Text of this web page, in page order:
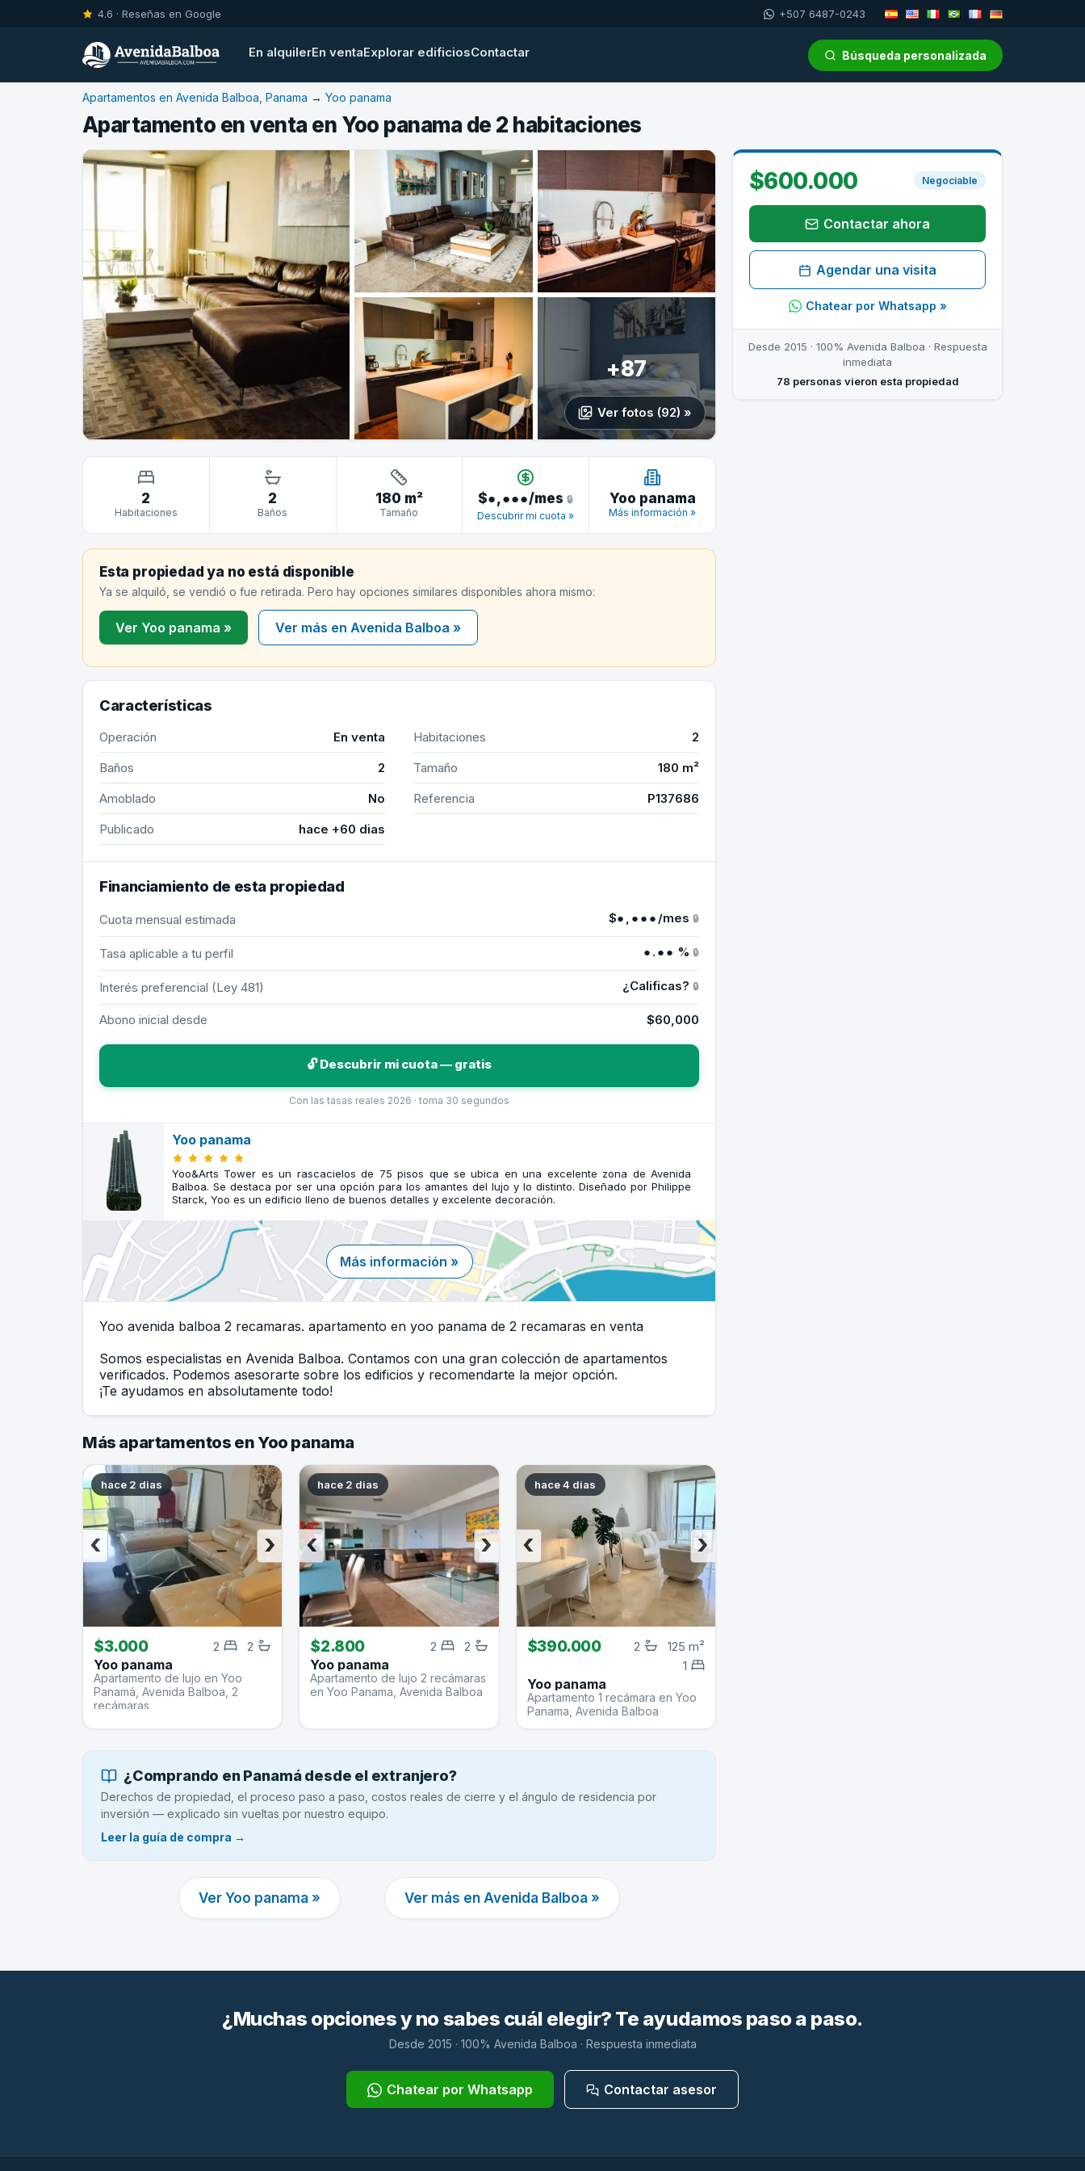
4.6 · Reseñas en Google +507 6487-0243
En alquilerEn ventaExplorar edificiosContactar Búsqueda personalizada
Apartamentos en Avenida Balboa, Panama → Yoo panama
Apartamento en venta en Yoo panama de 2 habitaciones
$600.000 Negociable
Contactar ahora
Agendar una visita
Chatear por Whatsapp »
Desde 2015 · 100% Avenida Balboa · Respuesta
inmediata
78 personas vieron esta propiedad
+87
Ver fotos (92) »
2
Habitaciones
2
Baños
180 m²
Tamaño
$●,●●●/mes🔒
Descubrir mi cuota »
Yoo panama
Más información »
Esta propiedad ya no está disponible
Ya se alquiló, se vendió o fue retirada. Pero hay opciones similares disponibles ahora mismo:
Ver Yoo panama » Ver más en Avenida Balboa »
Características
Operación En venta Habitaciones
2
Baños
2 Tamaño
180 m²
Amoblado
No Referencia
P137686
Publicado
hace +60 dias
Financiamiento de esta propiedad
Cuota mensual estimada $●,●●● /mes 🔒
Tasa aplicable a tu perfil ●.●● % 🔒
Interés preferencial (Ley 481) ¿Calificas? 🔒
Abono inicial desde $60,000
🔓 Descubrir mi cuota — gratis
Con las tasas reales 2026 · toma 30 segundos
Yoo panama
Yoo&Arts Tower es un rascacielos de 75 pisos que se ubica en una excelente zona de Avenida
Balboa. Se destaca por ser una opción para los amantes del lujo y lo distinto. Diseñado por Philippe
Starck, Yoo es un edificio lleno de buenos detalles y excelente decoración.
Más información »
Yoo avenida balboa 2 recamaras. apartamento en yoo panama de 2 recamaras en venta
Somos especialistas en Avenida Balboa. Contamos con una gran colección de apartamentos
verificados. Podemos asesorarte sobre los edificios y recomendarte la mejor opción.
¡Te ayudamos en absolutamente todo!
Más apartamentos en Yoo panama
hace 2 dias
›
‹
$3.000 2
2
Yoo panama
Apartamento de lujo en Yoo
Panamá, Avenida Balboa, 2
recámaras
hace 2 dias
›
‹
$2.800 2
2
Yoo panama
Apartamento de lujo 2 recámaras
en Yoo Panama, Avenida Balboa
hace 4 dias
›
‹
$390.000 125 m²
2
1
Yoo panama
Apartamento 1 recámara en Yoo
Panama, Avenida Balboa
¿Comprando en Panamá desde el extranjero?
Derechos de propiedad, el proceso paso a paso, costos reales de cierre y el ángulo de residencia por
inversión — explicado sin vueltas por nuestro equipo.
Leer la guía de compra →
Ver Yoo panama » Ver más en Avenida Balboa »
¿Muchas opciones y no sabes cuál elegir? Te ayudamos paso a paso.
Desde 2015 · 100% Avenida Balboa · Respuesta inmediata
Chatear por Whatsapp Contactar asesor